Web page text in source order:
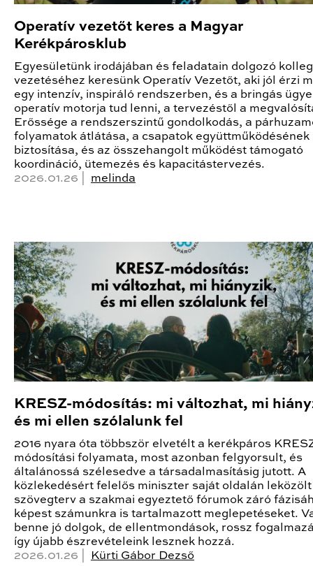
Operatív vezetőt keres a Magyar
Kerékpárosklub
Egyesületünk irodájában és feladatain dolgozó
vezetéséhez keresünk Operatív Vezetőt, aki jól érzi
egy intenzív, inspiráló rendszerben, és a bringás
operatív motorja tud lenni, a tervezéstől a
Erőssége a rendszerszintű gondolkodás, a
folyamatok átlátása, a csapatok együttműködésének
biztosítása, és az összehangolt működést támogató
koordináció, ütemezés és kapacitástervezés.
2026.01.26 | melinda
KRESZ-módosítás: mi változhat, mi
és mi ellen szólalunk fel
2016 nyara óta többször elvetélt a kerékpáros
módosítási folyamata, most azonban felgyorsult, és
általánossá szélesedve a társadalmasításig jutott. A
közlekedésért felelős miniszter saját oldalán leközölt
szövegterv a szakmai egyeztető fórumok záró
képest számunkra is tartalmazott meglepetéseket.
benne jó dolgok, de ellentmondások, rossz
így újabb észrevételeink lesznek hozzá.
2026.01.26 |
Kürti Gábor Dezső